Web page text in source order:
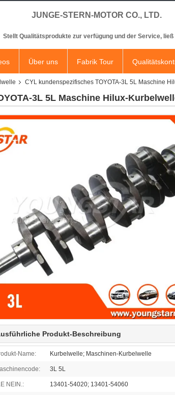
JUNGE-STERN-MOTOR CO., LTD.
Stellt Qualitätsprodukte zur verfügung und der Service,
Über uns Fabrik Tour
CYL kundenspezifisches TOYOTA-3L 5L Maschine
3L 5L Maschine Hilux-
Produkt-Beschreibung
Name: Kurbelwelle; Maschinen-Kurbelwelle
3L 5L
NEIN.: 13401-54020; 13401-54060